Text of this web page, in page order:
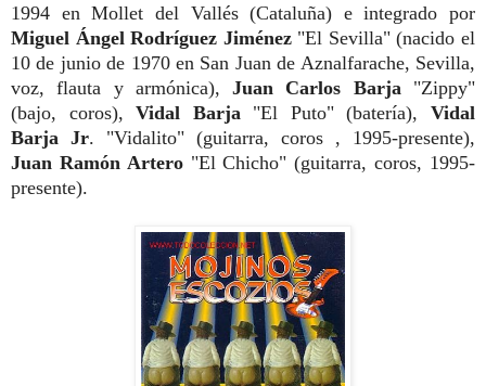
1994 en Mollet del Vallés (Cataluña) e integrado por
Miguel Ángel Rodríguez Jiménez"El Sevilla" (nacido el
10 de junio de 1970 en San Juan de Aznalfarache, Sevilla,
voz, flauta y armónica),Juan Carlos Barja "Zippy"
(bajo, coros),Vidal Barja "El Puto" (batería),Vidal
Barja Jr. "Vidalito" (guitarra, coros , 1995-presente),
Juan Ramón Artero"El Chicho" (guitarra, coros, 1995-
presente).